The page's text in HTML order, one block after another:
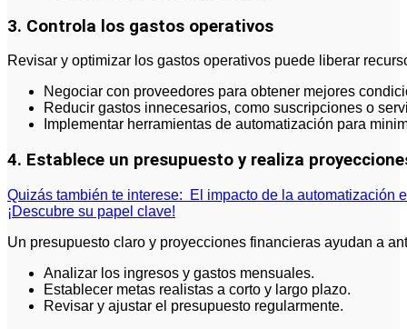
3. Controla los gastos operativos
Revisar y optimizar los gastos operativos puede liberar
Negociar con proveedores para obtener mejores
Reducir gastos innecesarios, como suscripciones o
Implementar herramientas de automatización para
4. Establece un presupuesto y realiza
Quizás también te interese:
El impacto de la automatización
¡Descubre su papel clave!
Un presupuesto claro y proyecciones financieras ayudan a
Analizar los ingresos y gastos mensuales.
Establecer metas realistas a corto y largo plazo.
Revisar y ajustar el presupuesto regularmente.